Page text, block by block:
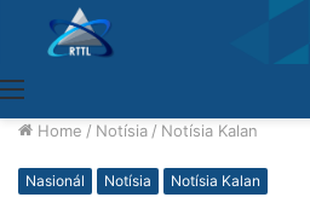
Home / Notísia / Notísia Kalan
Nasionál Notísia Notísia Kalan